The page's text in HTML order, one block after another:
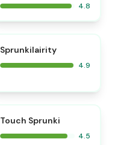
4.8
Sprunkilairity
4.9
Touch Sprunki
4.5